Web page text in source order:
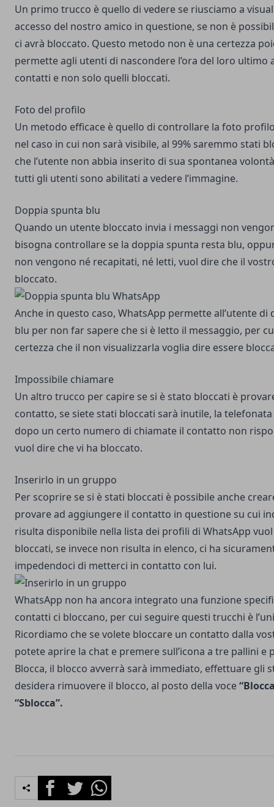
Un primo trucco è quello di vedere se riusciamo a
accesso del nostro amico in questione, se non è
ci avrà bloccato. Questo metodo non è una certezza
permette agli utenti di nascondere l’ora del loro ultimo
contatti e non solo quelli bloccati.
Foto del profilo
Un metodo efficace è quello di controllare la foto
nel caso in cui non sarà visibile, al 99% saremmo stati
che l’utente non abbia inserito di sua spontanea
tutti gli utenti sono abilitati a vedere l’immagine.
Doppia spunta blu
Quando un utente bloccato invia i messaggi non
bisogna controllare se la doppia spunta resta blu,
non vengono né recapitati, né letti, vuol dire che il
bloccato.
Anche in questo caso, WhatsApp permette all’utente
blu per non far sapere che si è letto il messaggio, per
certezza che il non visualizzarla voglia dire essere
Impossibile chiamare
Un altro trucco per capire se si è stato bloccati è
contatto, se siete stati bloccati sarà inutile, la
dopo un certo numero di chiamate il contatto non
vuol dire che vi ha bloccato.
Inserirlo in un gruppo
Per scoprire se si è stati bloccati è possibile anche
provare ad aggiungere il contatto in questione su cui
risulta disponibile nella lista dei profili di WhatsApp
bloccati, se invece non risulta in elenco, ci ha
impedendoci di metterci in contatto con lui.
WhatsApp non ha ancora integrato una funzione
contatti ci bloccano, per cui seguire questi trucchi è
Ricordiamo che se volete bloccare un contatto dalla
potete aprire la chat e premere sull’icona a tre pallini e
Blocca, il blocco avverrà sarà immediato, effettuare gli
desidera rimuovere il blocco, al posto della voce
“Sblocca”.
FacebookTwitterWhatsapp